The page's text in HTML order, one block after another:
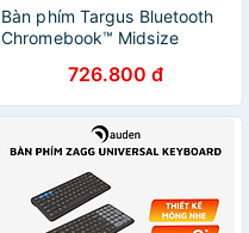
Bàn phím Targus Bluetooth
Chromebook™ Midsize
Hàng Chính Hãng
726.800 đ